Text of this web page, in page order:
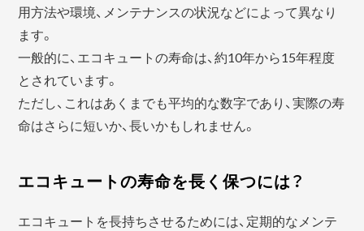
用方法や環境、メンテナンスの状況などによって異なり
ます。
一般的に、エコキュートの寿命は、約10年から15年程度
とされています。
ただし、これはあくまでも平均的な数字であり、実際の寿
命はさらに短いか、長いかもしれません。
エコキュートの寿命を長く保つには？
エコキュートを長持ちさせるためには、定期的なメンテ